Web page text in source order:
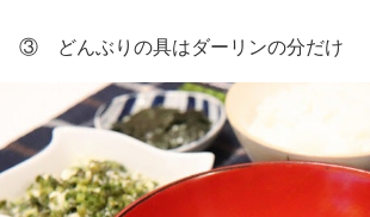
③ どんぶりの具はダーリンの分だけ